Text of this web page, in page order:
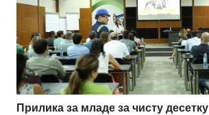
Прилика за младе за чисту десетку